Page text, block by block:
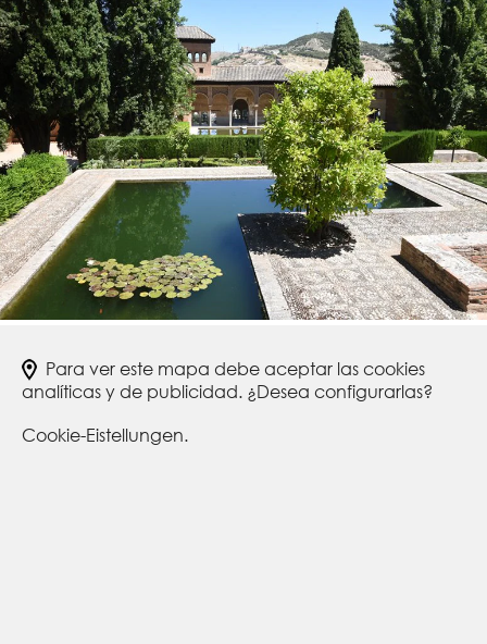
Para ver este mapa debe aceptar las cookies
analíticas y de publicidad. ¿Desea configurarlas?
Cookie-Eistellungen.